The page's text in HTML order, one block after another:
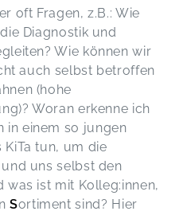
oft Fragen, z.B.: Wie
Diagnostik und
Wie können wir
auch selbst betroffen
(hohe
Woran erkenne ich
in einem so jungen
KiTa tun, um die
uns selbst den
ist mit Kolleg:innen,
Sortiment sind? Hier